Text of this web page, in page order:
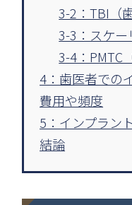
3-2：TBI（
3-3：スケー
3-4：PMTC
4：歯医者での
費用や頻度
5：インプラン
結論